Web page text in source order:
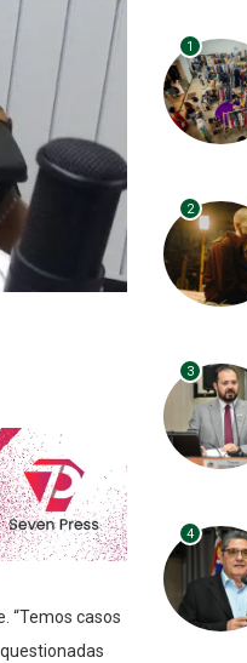
“Temos casos
1
2
3
4